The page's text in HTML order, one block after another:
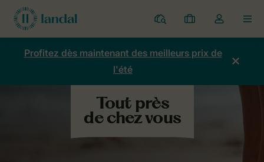
Parcs
Mes
réservations
Toggle
the
my
account
Profitez dès maintenant des meilleurs prix de
l'été